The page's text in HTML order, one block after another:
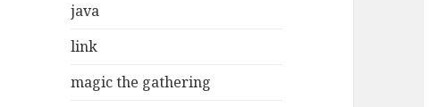
java
link
magic the gathering